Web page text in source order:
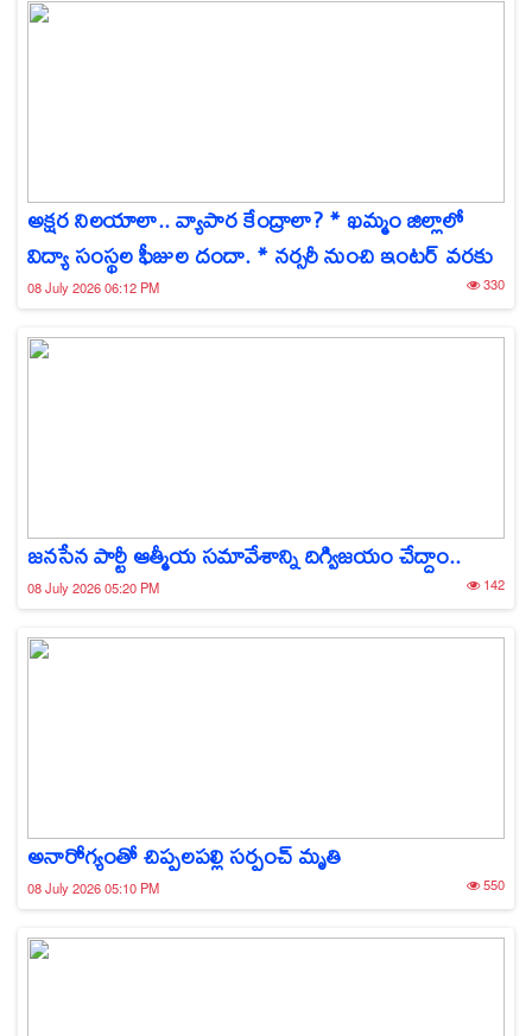
అక్షర నిలయాలా.. వ్యాపార కేంద్రాలా? * ఖమ్మం జిల్లాలో
విద్యా సంస్థల ఫీజుల దందా. * నర్సరీ నుంచి ఇంటర్ వరకు
08 July 2026 06:12 PM 330
జనసేన పార్టీ ఆత్మీయ సమావేశాన్ని దిగ్విజయం చేద్దాం..
08 July 2026 05:20 PM 142
అనారోగ్యంతో చిప్పలపల్లి సర్పంచ్‌ మృతి
08 July 2026 05:10 PM 550